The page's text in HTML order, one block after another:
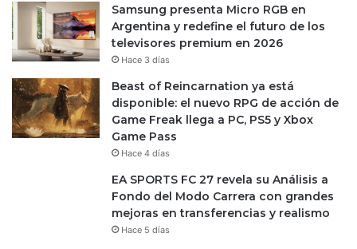
Samsung presenta Micro RGB en
Argentina y redefine el futuro de los
televisores premium en 2026
Hace 3 días
Beast of Reincarnation ya está
disponible: el nuevo RPG de acción de
Game Freak llega a PC, PS5 y Xbox
Game Pass
Hace 4 días
EA SPORTS FC 27 revela su Análisis a
Fondo del Modo Carrera con grandes
mejoras en transferencias y realismo
Hace 5 días